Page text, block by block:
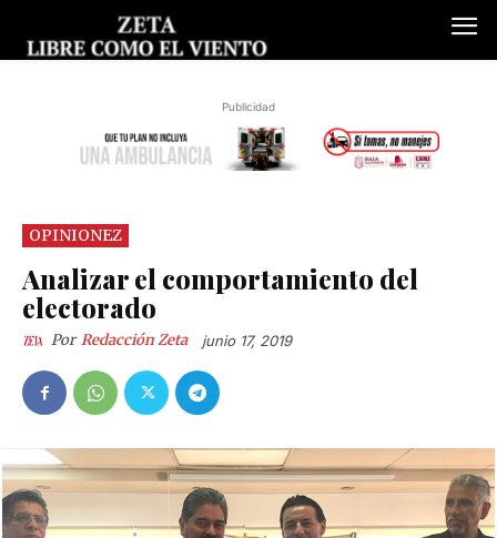
Publicidad
OPINIONEZ
Analizar el comportamiento del
electorado
Por Redacción Zeta junio 17, 2019